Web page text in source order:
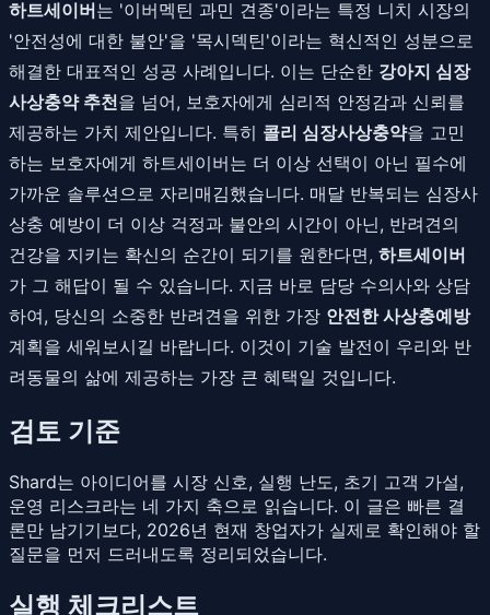
하트세이버는 '이버멕틴 과민 견종'이라는 특정 니치 시장의
'안전성에 대한 불안'을 '목시덱틴'이라는 혁신적인 성분으로
해결한 대표적인 성공 사례입니다. 이는 단순한 강아지 심장
사상충약 추천을 넘어, 보호자에게 심리적 안정감과 신뢰를
제공하는 가치 제안입니다. 특히 콜리 심장사상충약을 고민
하는 보호자에게 하트세이버는 더 이상 선택이 아닌 필수에
가까운 솔루션으로 자리매김했습니다. 매달 반복되는 심장사
상충 예방이 더 이상 걱정과 불안의 시간이 아닌, 반려견의
건강을 지키는 확신의 순간이 되기를 원한다면, 하트세이버
가 그 해답이 될 수 있습니다. 지금 바로 담당 수의사와 상담
하여, 당신의 소중한 반려견을 위한 가장 안전한 사상충예방
계획을 세워보시길 바랍니다. 이것이 기술 발전이 우리와 반
려동물의 삶에 제공하는 가장 큰 혜택일 것입니다.
검토 기준
Shard는 아이디어를 시장 신호, 실행 난도, 초기 고객 가설,
운영 리스크라는 네 가지 축으로 읽습니다. 이 글은 빠른 결
론만 남기기보다, 2026년 현재 창업자가 실제로 확인해야 할
질문을 먼저 드러내도록 정리되었습니다.
실행 체크리스트